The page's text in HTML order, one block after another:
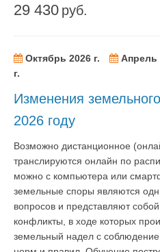
29 430 руб.
Октябрь 2026 г. Апрель
г.
Изменения
2026 году
Возможно дистанционное
транслируются онлайн по
можно с компьютера или
земельные споры являются
вопросов и представляют
конфликты, в ходе которых
земельный надел с